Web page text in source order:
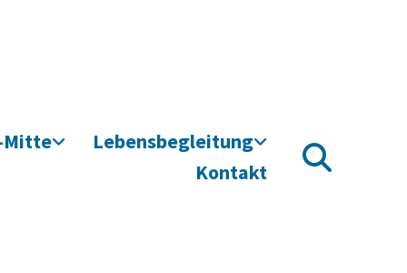
Mitte
Lebensbegleitung
Kontakt